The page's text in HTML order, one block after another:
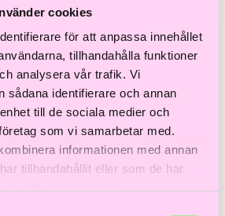
cookies
för att anpassa innehållet
tillhandahålla funktioner
analysera vår trafik. Vi
sådana identifierare och annan
till de sociala medier och
som vi samarbetar med.
informationen med annan
tillhandahållit eller som de har